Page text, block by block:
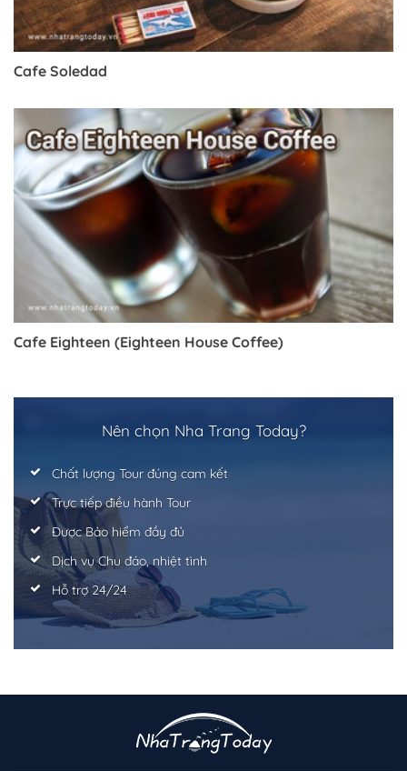
Trở về trang trước đó
Cafe Soledad
Cafe Eighteen (Eighteen House Coffee)
Nên chọn Nha Trang Today?
Chất lượng Tour đúng cam kết
Trực tiếp điều hành Tour
Được Bảo hiểm đầy đủ
Dịch vụ Chu đáo, nhiệt tình
Hỗ trợ 24/24